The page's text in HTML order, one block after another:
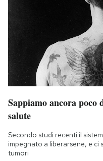
Sappiamo ancora poco
salute
Secondo studi recenti il
impegnato a liberarsene, e ci
tumori